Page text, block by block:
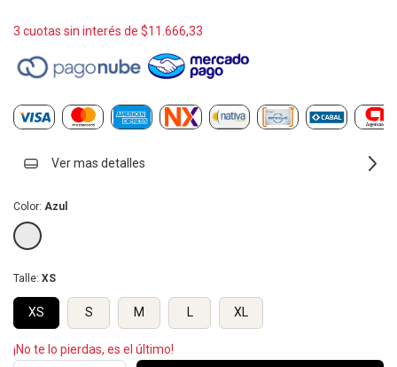
3 cuotas sin interés de $11.666,33
Ver mas detalles
Color: Azul
Talle: XS
XS S M L XL
¡No te lo pierdas, es el último!